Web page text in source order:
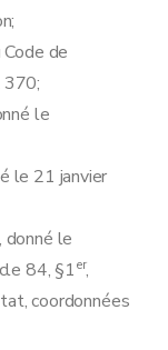
de
370;
le
le 21 janvier
le
84, §1er,
coordonnées